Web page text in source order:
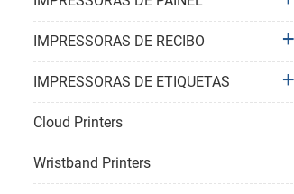
IMPRESSORAS DE RECIBO
IMPRESSORAS DE ETIQUETAS
Cloud Printers
Wristband Printers